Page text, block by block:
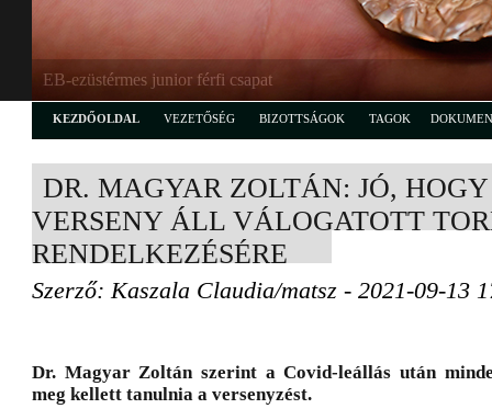
EB-ezüstérmes junior férfi csapat
KEZDŐOLDAL VEZETŐSÉG BIZOTTSÁGOK TAGOK
DR. MAGYAR ZOLTÁN: JÓ,
VERSENY ÁLL VÁLOGATOTT
RENDELKEZÉSÉRE
Szerző: Kaszala Claudia/matsz - 2021-09-13
Dr. Magyar Zoltán szerint a Covid-leállás után
meg kellett tanulnia a versenyzést.